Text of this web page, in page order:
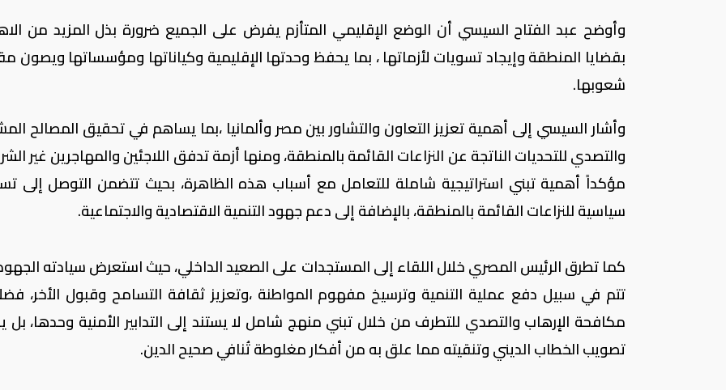
وأوضح عبد الفتاح السيسي أن الوضع الإقليمي المتأزم يفرض على الجميع ضرورة بذل المزيد من
بقضايا المنطقة وإيجاد تسويات لأزماتها ، بما يحفظ وحدتها الإقليمية وكياناتها ومؤسساتها ويصون
شعوبها.
وأشار السيسي إلى أهمية تعزيز التعاون والتشاور بين مصر وألمانيا ،بما يساهم في تحقيق المصالح
والتصدي للتحديات الناتجة عن النزاعات القائمة بالمنطقة، ومنها أزمة تدفق اللاجئين والمهاجرين غير
مؤكداً أهمية تبني استراتيجية شاملة للتعامل مع أسباب هذه الظاهرة، بحيث تتضمن التوصل إلى
سياسية للنزاعات القائمة بالمنطقة، بالإضافة إلى دعم جهود التنمية الاقتصادية والاجتماعية.
كما تطرق الرئيس المصري خلال اللقاء إلى المستجدات على الصعيد الداخلي، حيث استعرض سيادته
تتم في سبيل دفع عملية التنمية وترسيخ مفهوم المواطنة ،وتعزيز ثقافة التسامح وقبول الأخر،
مكافحة الإرهاب والتصدي للتطرف من خلال تبني منهج شامل لا يستند إلى التدابير الأمنية وحدها،
تصويب الخطاب الديني وتنقيته مما علق به من أفكار مغلوطة تُنافي صحيح الدين.